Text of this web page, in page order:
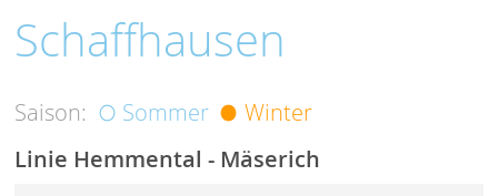
Schaffhausen
Saison: Sommer Winter
Linie Hemmental - Mäserich